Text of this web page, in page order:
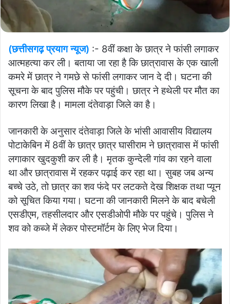
(छत्तीसगढ़ प्रयाग न्यूज) :- 8वीं कक्षा के छात्र ने फांसी लगाकर
आत्महत्या कर ली। बताया जा रहा है कि छात्रावास के एक खाली
कमरे में छात्र ने गमछे से फांसी लगाकर जान दे दी। घटना की
सूचना के बाद पुलिस मौके पर पहुंची। छात्र ने हथेली पर मौत का
कारण लिखा है। मामला दंतेवाड़ा जिले का है।
जानकारी के अनुसार दंतेवाड़ा जिले के भांसी आवासीय विद्यालय
पोटाकेबिन में 8वीं के छात्र छात्र घासीराम ने छात्रावास में फांसी
लगाकार खुदकुशी कर ली है। मृतक कुन्देली गांव का रहने वाला
था और छात्रावास में रहकर पढ़ाई कर रहा था। सुबह जब अन्य
बच्चे उठे, तो छात्र का शव फंदे पर लटकते देख शिक्षक तथा प्यून
को सूचित किया गया। घटना की जानकारी मिलने के बाद बचेली
एसडीएम, तहसीलदार और एसडीओपी मौके पर पहुंचे। पुलिस ने
शव को कब्जे में लेकर पोस्टमॉर्टम के लिए भेज दिया।